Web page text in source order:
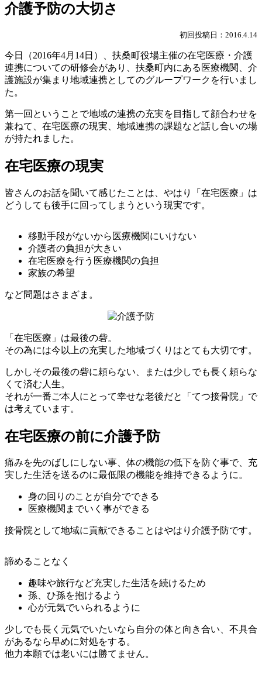
介護予防の大切さ
初回投稿日：2016.4.14
今日（2016年4月14日）、扶桑町役場主催の在宅医療・介護
連携についての研修会があり、扶桑町内にある医療機関、介
護施設が集まり地域連携としてのグループワークを行いまし
た。
第一回ということで地域の連携の充実を目指して顔合わせを
兼ねて、在宅医療の現実、地域連携の課題など話し合いの場
が持たれました。
在宅医療の現実
皆さんのお話を聞いて感じたことは、やはり「在宅医療」は
どうしても後手に回ってしまうという現実です。
移動手段がないから医療機関にいけない
介護者の負担が大きい
在宅医療を行う医療機関の負担
家族の希望
など問題はさまざま。
「在宅医療」は最後の砦。
その為には今以上の充実した地域づくりはとても大切です。
しかしその最後の砦に頼らない、または少しでも長く頼らな
くて済む人生。
それが一番ご本人にとって幸せな老後だと「てつ接骨院」で
は考えています。
在宅医療の前に介護予防
痛みを先のばしにしない事、体の機能の低下を防ぐ事で、充
実した生活を送るのに最低限の機能を維持できるように。
身の回りのことが自分でできる
医療機関までいく事ができる
接骨院として地域に貢献できることはやはり介護予防です。
諦めることなく
趣味や旅行など充実した生活を続けるため
孫、ひ孫を抱けるよう
心が元気でいられるように
少しでも長く元気でいたいなら自分の体と向き合い、不具合
があるなら早めに対処をする。
他力本願では老いには勝てません。